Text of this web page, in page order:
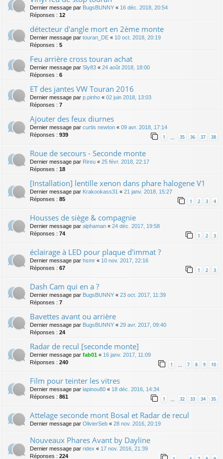
Dernier message par BugsBUNNY « 16 déc. 2018, 20:54
Réponses : 12
détecteur d'angle mort en 2ème monte
Dernier message par touran_DE « 10 oct. 2018, 20:19
Réponses : 5
Feu arrière cross touran achat
Dernier message par Sly83 « 24 août 2018, 18:00
Réponses : 6
ET des jantes VW Touran 2016
Dernier message par p.pinho « 02 juin 2018, 13:03
Réponses : 7
Ajouter des feux diurnes
Dernier message par curtis newton « 09 avr. 2018, 17:14
Réponses : 939 1 … 35 36 37 38
Roue de secours - Seconde monte
Dernier message par Rireu « 25 févr. 2018, 22:17
Réponses : 18
[Installation] lentille xenon dans phare halogene V1
Dernier message par Krakookass31 « 21 janv. 2018, 15:27
Réponses : 85 1 2 3 4
Housses de siège & compagnie
Dernier message par alphaman « 24 déc. 2017, 19:58
Réponses : 74 1 2 3
éclairage à LED pour plaque d'immat ?
Dernier message par hsmr « 10 nov. 2017, 22:16
Réponses : 67 1 2 3
Dash Cam qui en a ?
Dernier message par BugsBUNNY « 23 oct. 2017, 11:39
Réponses : 7
Bavettes avant ou arrière
Dernier message par BugsBUNNY « 29 avr. 2017, 09:40
Réponses : 24
Radar de recul [seconde monte]
Dernier message par fab01 « 16 janv. 2017, 11:09
Réponses : 240 1 … 7 8 9 10
Film pour teinter les vitres
Dernier message par lapinou80 « 18 déc. 2016, 14:34
Réponses : 861 1 … 32 33 34 35
Attelage seconde mont Bosal et Radar de recul
Dernier message par OlivierSeb « 28 nov. 2016, 20:19
Nouveaux Phares Avant by Dayline
Dernier message par ridex « 17 nov. 2016, 21:39
Réponses : 224